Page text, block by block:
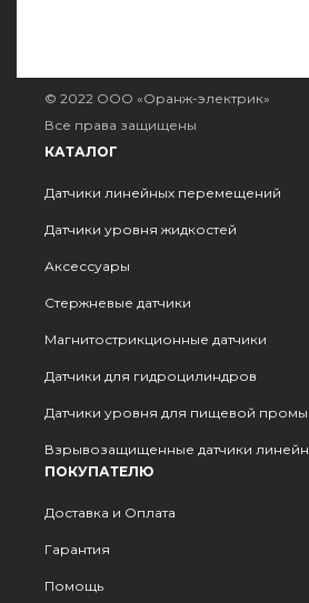
© 2022 ООО «Оранж-электрик»
Все права защищены
КАТАЛОГ
Датчики линейных перемещений
Датчики уровня жидкостей
Аксессуары
Стержневые датчики
Магнитострикционные датчики
Датчики для гидроцилиндров
Датчики уровня для пищевой
Взрывозащищенные датчики
ПОКУПАТЕЛЮ
Доставка и Оплата
Гарантия
Помощь